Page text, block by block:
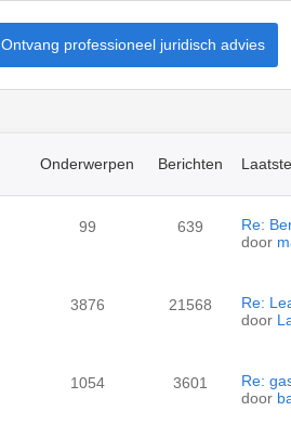
Ontvang professioneel juridisch advies
Onderwerpen Berichten
99 639
Re:
door
3876 21568
Re:
door
1054 3601
Re:
door